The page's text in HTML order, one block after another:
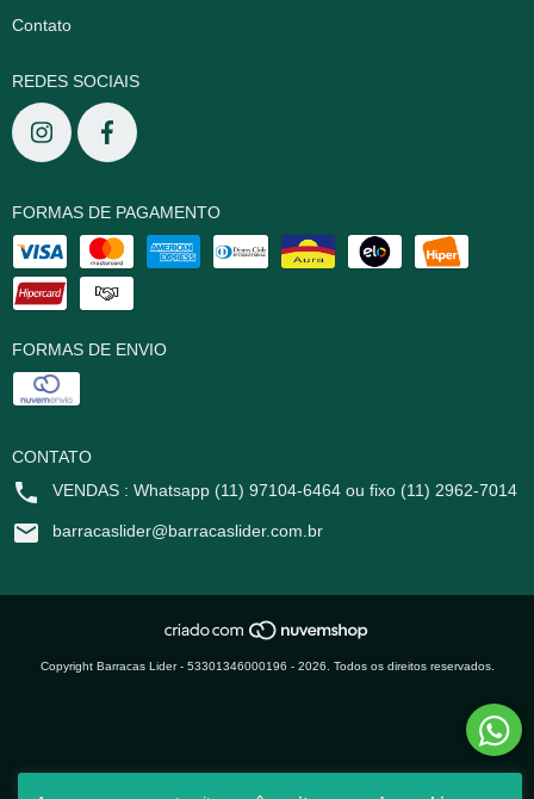
Contato
REDES SOCIAIS
FORMAS DE PAGAMENTO
FORMAS DE ENVIO
CONTATO
VENDAS : Whatsapp (11) 97104-6464 ou fixo (11) 2962-7014
barracaslider@barracaslider.com.br
Copyright Barracas Lider - 53301346000196 - 2026. Todos os direitos reservados.